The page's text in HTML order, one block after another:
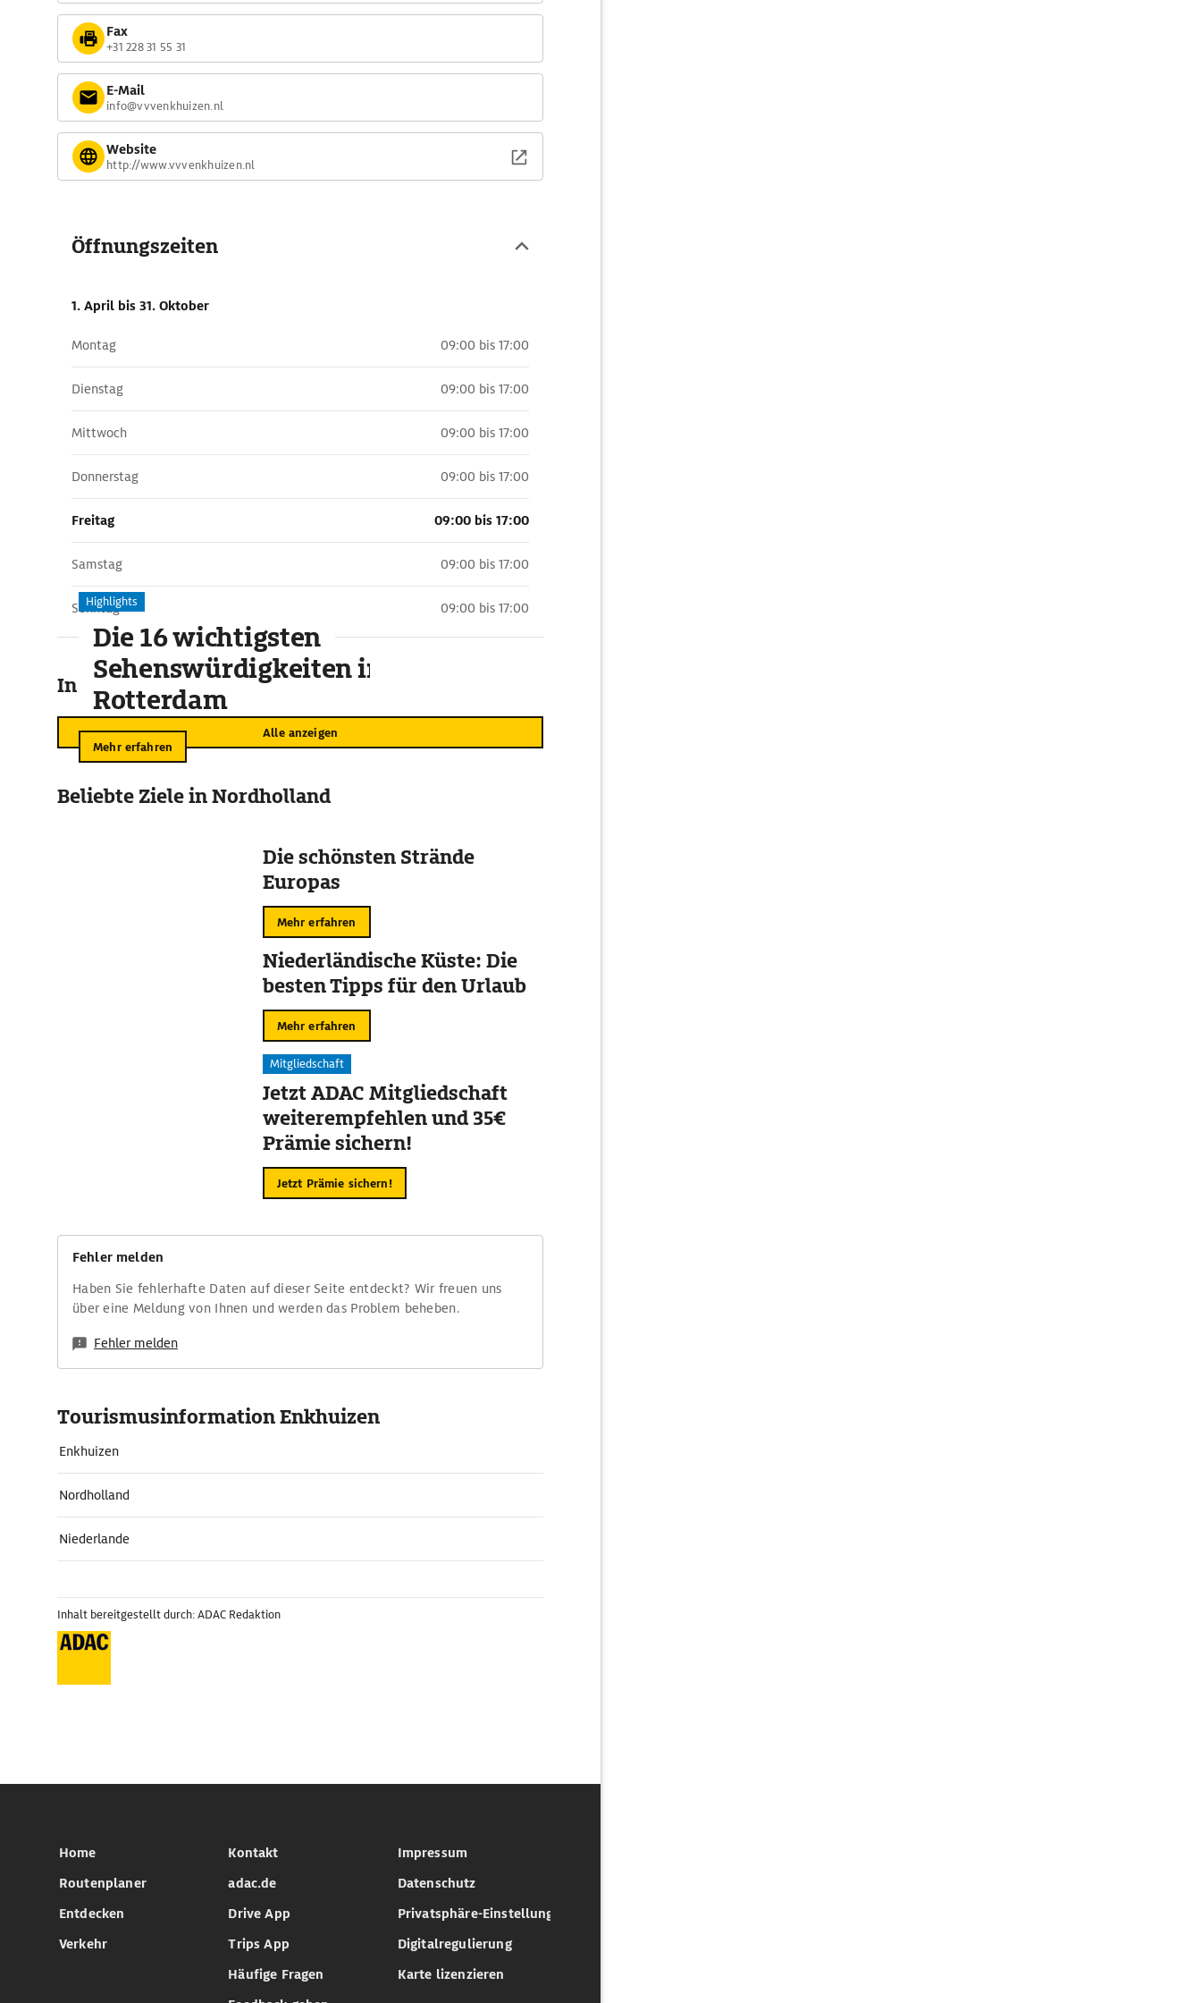
Fax
+31 228 31 55 31
E-Mail
info@vvvenkhuizen.nl
Website
http://www.vvvenkhuizen.nl
Öffnungszeiten
1. April bis 31. Oktober
Montag 09:00 bis 17:00
Dienstag 09:00 bis 17:00
Mittwoch 09:00 bis 17:00
Donnerstag 09:00 bis 17:00
Freitag 09:00 bis 17:00
Samstag 09:00 bis 17:00
Sonntag 09:00 bis 17:00
In der Umgebung
Alle anzeigen
Highlights
Die 16 wichtigsten
Sehenswürdigkeiten in
Rotterdam
Mehr erfahren
Beliebte Ziele in Nordholland
Die schönsten Strände
Europas
Mehr erfahren
Niederländische Küste: Die
besten Tipps für den Urlaub
Mehr erfahren
Mitgliedschaft
Jetzt ADAC Mitgliedschaft
weiterempfehlen und 35€
Prämie sichern!
Jetzt Prämie sichern!
Fehler melden
Haben Sie fehlerhafte Daten auf dieser Seite entdeckt? Wir freuen uns
über eine Meldung von Ihnen und werden das Problem beheben.
Fehler melden
Tourismusinformation Enkhuizen
Enkhuizen
Nordholland
Niederlande
Inhalt bereitgestellt durch: ADAC Redaktion
Home
Routenplaner
Entdecken
Verkehr
Kontakt
adac.de
Drive App
Trips App
Häufige Fragen
Impressum
Datenschutz
Privatsphäre-Einstellungen
Digitalregulierung
Karte lizenzieren